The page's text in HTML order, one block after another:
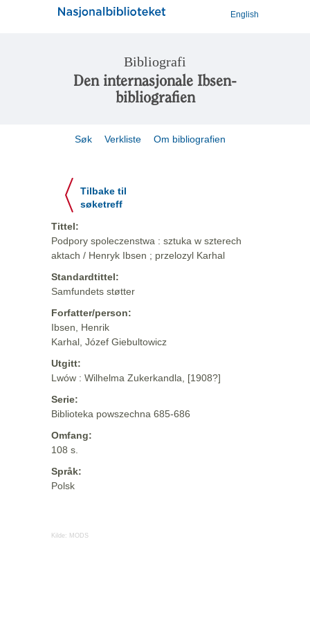
English
Bibliografi
Den internasjonale Ibsen-
bibliografien
Søk Verkliste Om bibliografien
Tilbake til
søketreff
Tittel:
Podpory spoleczenstwa : sztuka w szterech
aktach / Henryk Ibsen ; przelozyl Karhal
Standardtittel:
Samfundets støtter
Forfatter/person:
Ibsen, Henrik
Karhal, Józef Giebultowicz
Utgitt:
Lwów : Wilhelma Zukerkandla, [1908?]
Serie:
Biblioteka powszechna 685-686
Omfang:
108 s.
Språk:
Polsk
Kilde: MODS